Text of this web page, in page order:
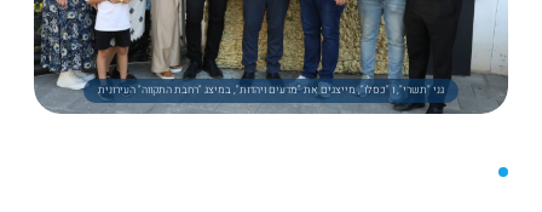
גני "תשרי", ו "כסלו", מייצגים את "מדעים ויהדות", במיצג "רחבת התקווה" העירונית